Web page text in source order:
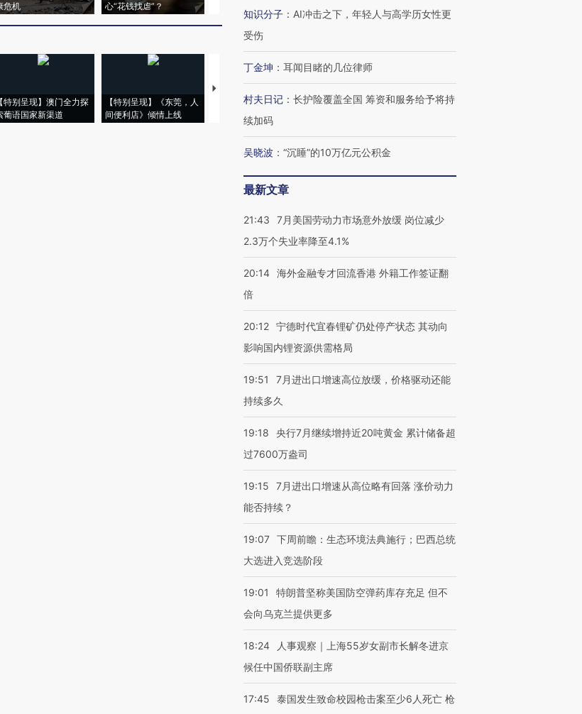
危机
心“花钱找虐”？
【特别呈现】澳门全力探
葡语国家新渠道
【特别呈现】《东莞，人
间便利店》倾情上线
【推广】走进第四届链博
会，让数智科技“链”接产
【特别呈现】寻找100种
CFO：不靠规模取胜，华
知识分子 ： AI冲击之下，年轻人与高学历女性更
受伤
丁金坤 ： 耳闻目睹的几位律师
村夫日记 ： 长护险覆盖全国 筹资和服务给予将持
续加码
吴晓波 ： “沉睡”的10万亿元公积金
最新文章
21:43
7月美国劳动力市场意外放缓 岗位减少
2.3万个失业率降至4.1%
20:14 海外金融专才回流香港 外籍工作签证翻
倍
20:12 宁德时代宜春锂矿仍处停产状态 其动向
影响国内锂资源供需格局
19:51
7月进出口增速高位放缓，价格驱动还能
持续多久
19:18
央行7月继续增持近20吨黄金 累计储备超
过7600万盎司
19:15
7月进出口增速从高位略有回落 涨价动力
能否持续？
19:07 下周前瞻：生态环境法典施行；巴西总统
大选进入竞选阶段
19:01
特朗普坚称美国防空弹药库存充足 但不
会向乌克兰提供更多
18:24
人事观察｜上海55岁女副市长解冬进京
候任中国侨联副主席
17:45 泰国发生致命校园枪击案至少6人死亡 枪